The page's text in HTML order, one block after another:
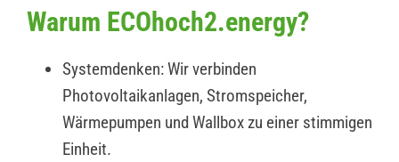
Warum ECOhoch2.energy?
Systemdenken: Wir verbinden
Photovoltaikanlagen, Stromspeicher,
Wärmepumpen und Wallbox zu einer stimmigen
Einheit.